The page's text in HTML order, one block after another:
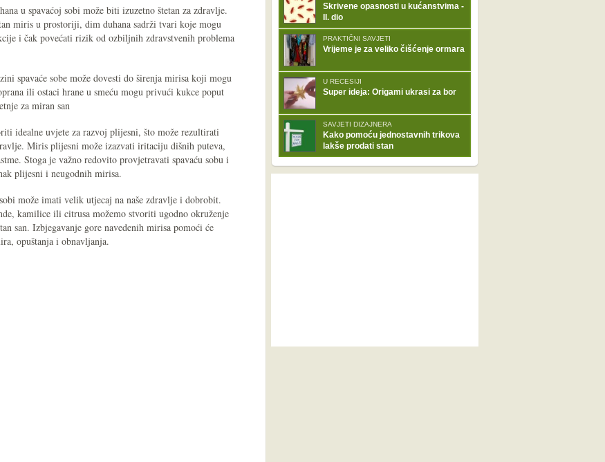
u spavaćoj sobi može biti izuzetno štetan za zdravlje.
miris u prostoriji, dim duhana sadrži tvari koje mogu
i čak povećati rizik od ozbiljnih zdravstvenih problema
spavaće sobe može dovesti do širenja mirisa koji mogu
ili ostaci hrane u smeću mogu privući kukce poput
za miran san
idealne uvjete za razvoj plijesni, što može rezultirati
Miris plijesni može izazvati iritaciju dišnih puteva,
Stoga je važno redovito provjetravati spavaću sobu i
plijesni i neugodnih mirisa.
može imati velik utjecaj na naše zdravlje i dobrobit.
kamilice ili citrusa možemo stvoriti ugodno okruženje
san. Izbjegavanje gore navedenih mirisa pomoći će
opuštanja i obnavljanja.
Skrivene opasnosti u kućanstvima -
II. dio
PRAKTIČNI SAVJETI
Vrijeme je za veliko čišćenje ormara
U RECESIJI
Super ideja: Origami ukrasi za bor
SAVJETI DIZAJNERA
Kako pomoću jednostavnih trikova
lakše prodati stan